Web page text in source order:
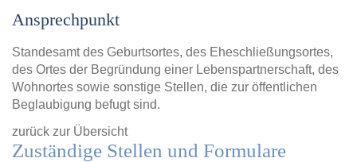
Ansprechpunkt
Standesamt des Geburtsortes, des Eheschließungsortes,
des Ortes der Begründung einer Lebenspartnerschaft, des
Wohnortes sowie sonstige Stellen, die zur öffentlichen
Beglaubigung befugt sind.
zurück zur Übersicht
Zuständige Stellen und Formulare